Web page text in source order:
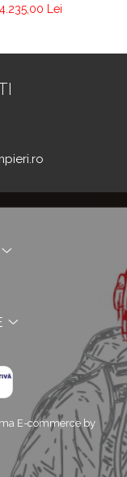
MAX 3 galben,
Tought
4.235,00 Lei
E-commerce by